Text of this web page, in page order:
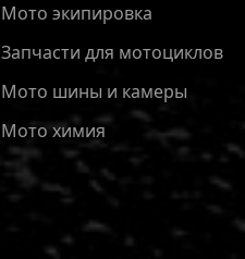
Мото экипировка
Запчасти для мотоциклов
Мото шины и камеры
Мото химия